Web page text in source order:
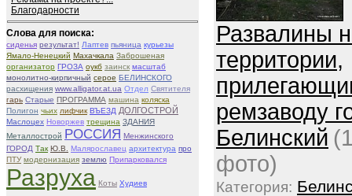
Благодарности
Слова для поиска:
сиденья результат! Лаптев пьяница курьезы
Ямало-Ненецкий Махачкала Заброшеная
организатор ГРОЗА оукб заинск масштаб
монолитно-кирпичный серое БЕЛИНСКОГО
расхищения www.alligator.at.ua Отдел Святителя
гарь Старые ПРОГРАММА машина коляска
Полигон чьих лифчик ВЪЕЗД ДОЛГОСТРОЙ
Маслоцех Новоржев трещина ЗДАНИЯ
Металлострой РОССИЯ Менжинского
ГОРОД Так Ю.В. Малярославец архитектура про
ПТУ модернизация землю Припарковался
Разруха Коты Худиев
Развалины
территории,
ремзаводу
Белинский
фото)
Категория: